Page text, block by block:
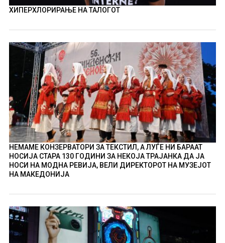
ХИПЕРХЛОРИРАЊЕ НА ТАЛОГОТ
НЕМАМЕ КОНЗЕРВАТОРИ ЗА ТЕКСТИЛ, А ЛУЃЕ НИ БАРААТ
НОСИЈА СТАРА 130 ГОДИНИ ЗА НЕКОЈА ТРАЈАНКА ДА ЈА
НОСИ НА МОДНА РЕВИЈА, ВЕЛИ ДИРЕКТОРОТ НА МУЗЕЈОТ
НА МАКЕДОНИЈА